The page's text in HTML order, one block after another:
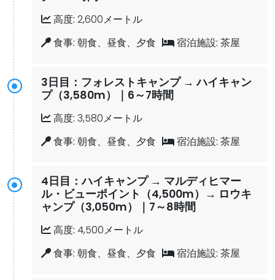
高度: 2,600メートル
食事: 朝食、昼食、夕食 宿泊施設: 茶屋
3日目：フォレストキャンプ → ハイキャン
プ（3,580m）｜6～7時間
高度: 3,580メートル
食事: 朝食、昼食、夕食 宿泊施設: 茶屋
4日目：ハイキャンプ → マルディヒマー
ル・ビューポイント（4,500m）→ ロウキ
ャンプ（3,050m）｜7～8時間
高度: 4,500メートル
食事: 朝食、昼食、夕食 宿泊施設: 茶屋